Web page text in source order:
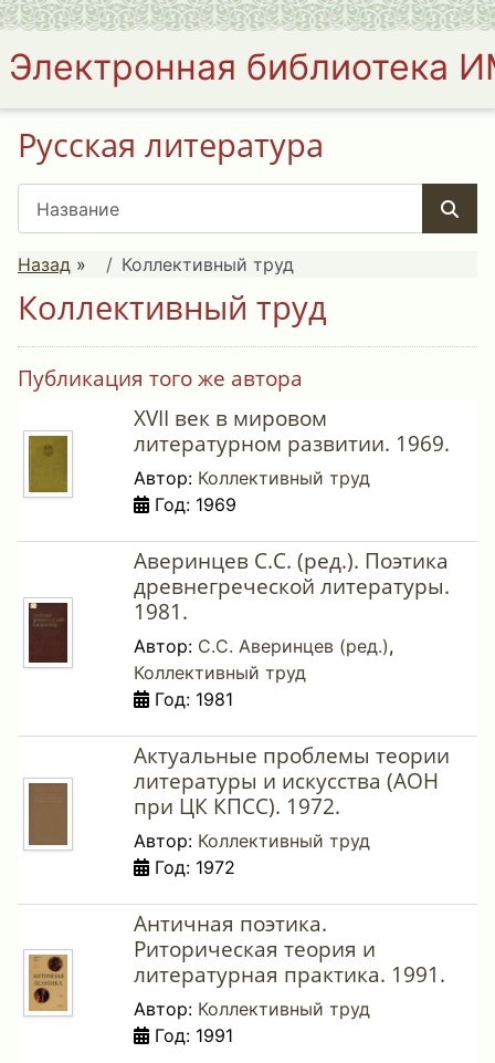
Электронная библиотека
Русская литература
Назад » Коллективный труд
Коллективный труд
Публикация того же автора
XVII век в мировом
литературном развитии. 1969.
Автор: Коллективный труд
Год: 1969
Аверинцев С.С. (ред.). Поэтика
древнегреческой литературы.
1981.
Автор: С.С. Аверинцев (ред.),
Коллективный труд
Год: 1981
Актуальные проблемы теории
литературы и искусства (АОН
при ЦК КПСС). 1972.
Автор: Коллективный труд
Год: 1972
Античная поэтика.
Риторическая теория и
литературная практика. 1991.
Автор: Коллективный труд
Год: 1991